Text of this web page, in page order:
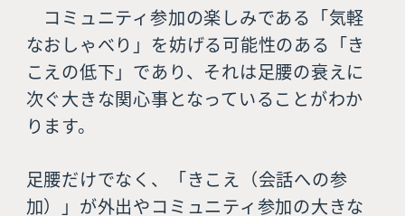
コミュニティ参加の楽しみである「気軽
なおしゃべり」を妨げる可能性のある「き
こえの低下」であり、それは足腰の衰えに
次ぐ大きな関心事となっていることがわか
ります。
足腰だけでなく、「きこえ（会話への参
加）」が外出やコミュニティ参加の大きな